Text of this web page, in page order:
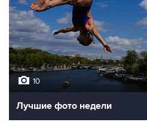
10
Лучшие фото недели